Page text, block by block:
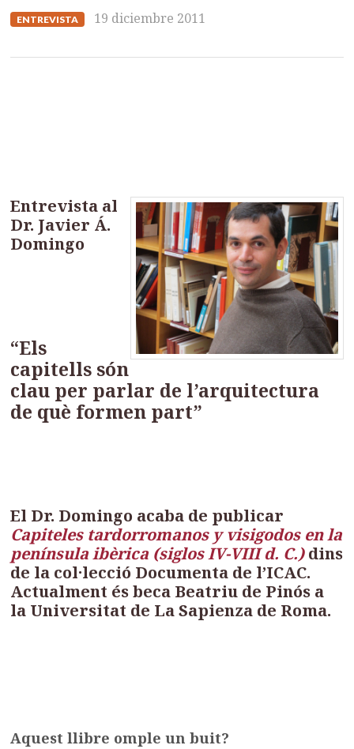
ENTREVISTA 19 diciembre 2011
Entrevista al
Dr. Javier Á.
Domingo
“Els
capitells són
clau per parlar de l’arquitectura
de què formen part”
El Dr. Domingo acaba de publicar
Capiteles tardorromanos y visigodos en la
península ibèrica (siglos IV-VIII d. C.)dins
de la col·lecció Documenta de l’ICAC.
Actualment és beca Beatriu de Pinós a
la Universitat de La Sapienza de Roma.
Aquest llibre omple un buit?